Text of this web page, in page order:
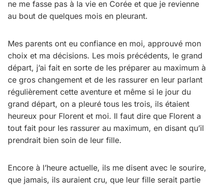
ne me fasse pas à la vie en Corée et que je revienne
au bout de quelques mois en pleurant.
Mes parents ont eu confiance en moi, approuvé mon
choix et ma décisions. Les mois précédents, le grand
départ, j’ai fait en sorte de les préparer au maximum à
ce gros changement et de les rassurer en leur parlant
régulièrement cette aventure et même si le jour du
grand départ, on a pleuré tous les trois, ils étaient
heureux pour Florent et moi. Il faut dire que Florent a
tout fait pour les rassurer au maximum, en disant qu’il
prendrait bien soin de leur fille.
Encore à l’heure actuelle, ils me disent avec le sourire,
que jamais, ils auraient cru, que leur fille serait partie